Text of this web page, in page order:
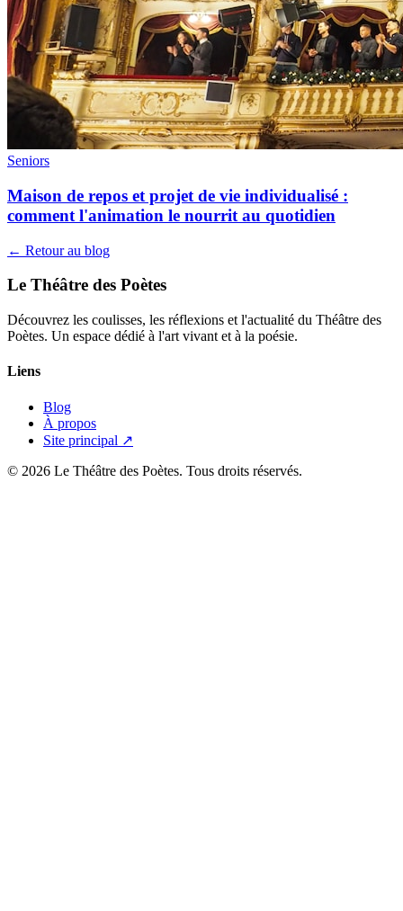
Seniors
Maison de repos et projet de vie individualisé :
comment l'animation le nourrit au quotidien
← Retour au blog
Le Théâtre des Poètes
Découvrez les coulisses, les réflexions et l'actualité du Théâtre des
Poètes. Un espace dédié à l'art vivant et à la poésie.
Liens
Blog
À propos
Site principal ↗
© 2026 Le Théâtre des Poètes. Tous droits réservés.